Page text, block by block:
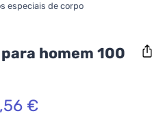
especiais de corpo
homem 100
€